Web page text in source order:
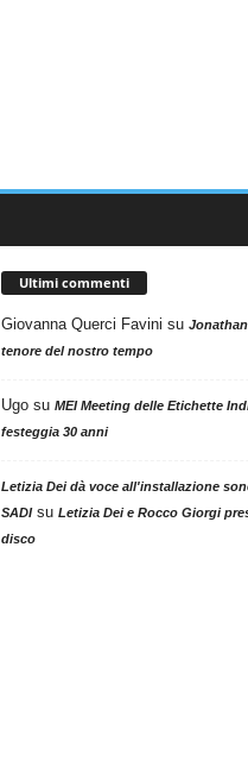
Ultimi commenti
Giovanna Querci Favini su
tenore del nostro tempo
Ugosu MEI Meeting delle Etichette
festeggia 30 anni
Letizia Dei dà voce all'installazione
SADIsu Letizia Dei e Rocco Giorgi
disco